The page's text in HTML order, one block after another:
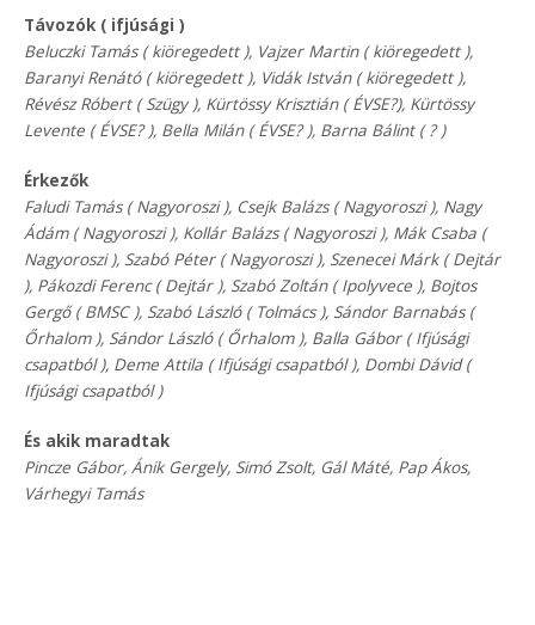
Távozók ( ifjúsági )
Beluczki Tamás ( kiöregedett ), Vajzer Martin ( kiöregedett ),
Baranyi Renátó ( kiöregedett ), Vidák István ( kiöregedett ),
Révész Róbert ( Szügy ), Kürtössy Krisztián ( ÉVSE?), Kürtössy
Levente ( ÉVSE? ), Bella Milán ( ÉVSE? ), Barna Bálint ( ? )
Érkezők
Faludi Tamás ( Nagyoroszi ), Csejk Balázs ( Nagyoroszi ), Nagy
Ádám ( Nagyoroszi ), Kollár Balázs ( Nagyoroszi ), Mák Csaba (
Nagyoroszi ), Szabó Péter ( Nagyoroszi ), Szenecei Márk ( Dejtár
), Pákozdi Ferenc ( Dejtár ), Szabó Zoltán ( Ipolyvece ), Bojtos
Gergő ( BMSC ), Szabó László ( Tolmács ), Sándor Barnabás (
Őrhalom ), Sándor László ( Őrhalom ), Balla Gábor ( Ifjúsági
csapatból ), Deme Attila ( Ifjúsági csapatból ), Dombi Dávid (
Ifjúsági csapatból )
És akik maradtak
Pincze Gábor, Ánik Gergely, Simó Zsolt, Gál Máté, Pap Ákos,
Várhegyi Tamás